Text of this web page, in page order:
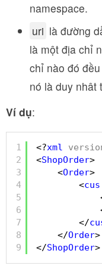
namespace.
uri là đường
là một địa chỉ
chỉ nào đó
nó là duy nhât
Ví dụ:
1
2
3
4
5
6
7
8
9
<?xml
<ShopOrder>
<Order>
<
</
</Order>
</ShopOrder>